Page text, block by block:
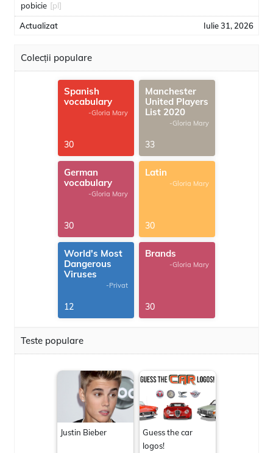
pobicie [pl]
Actualizat Iulie 31, 2026
Colecții populare
Spanish
vocabulary
-Gloria Mary
30
Manchester
United Players
List 2020
-Gloria Mary
33
German
vocabulary
-Gloria Mary
30
Latin
-Gloria Mary
30
World's Most
Dangerous
Viruses
-Privat
12
Brands
-Gloria Mary
30
Teste populare
Justin Bieber
Guess the car
logos!